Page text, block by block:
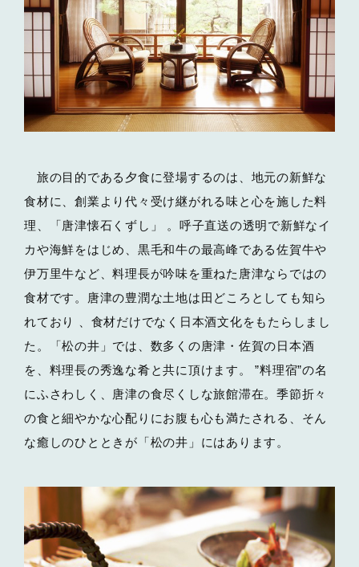
旅の目的である夕食に登場するのは、地元の新鮮な
食材に、創業より代々受け継がれる味と心を施した料
理、「唐津懐石くずし」 。呼子直送の透明で新鮮なイ
カや海鮮をはじめ、黒毛和牛の最高峰である佐賀牛や
伊万里牛など、料理長が吟味を重ねた唐津ならではの
食材です。唐津の豊潤な土地は田どころとしても知ら
れており 、食材だけでなく日本酒文化をもたらしまし
た。「松の井」では、数多くの唐津・佐賀の日本酒
を、料理長の秀逸な肴と共に頂けます。 ”料理宿”の名
にふさわしく、唐津の食尽くしな旅館滞在。季節折々
の食と細やかな心配りにお腹も心も満たされる、そん
な癒しのひとときが「松の井」にはあります。